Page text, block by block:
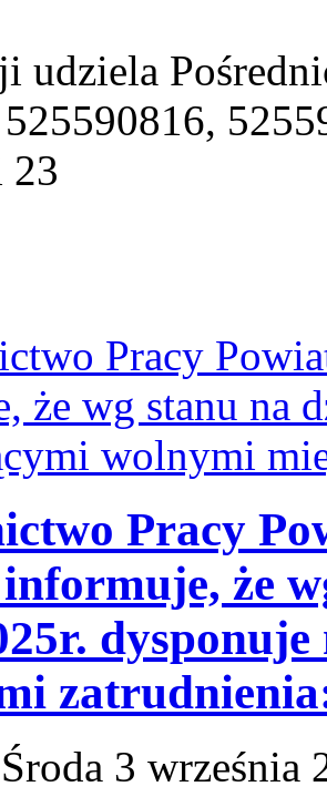
udziela
23
Pracy
że
Środa 3 września